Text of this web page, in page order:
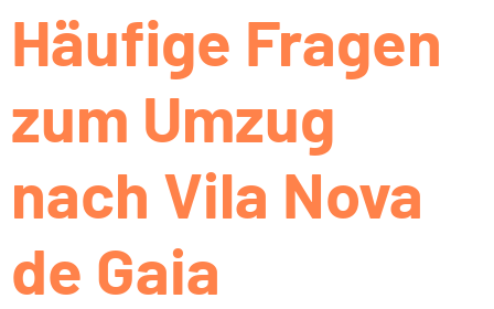
Häufige Fragen
zum Umzug
nach Vila Nova
de Gaia